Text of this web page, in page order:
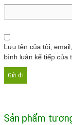
Lưu tên của tôi,
bình luận kế tiếp của
Sản phẩm